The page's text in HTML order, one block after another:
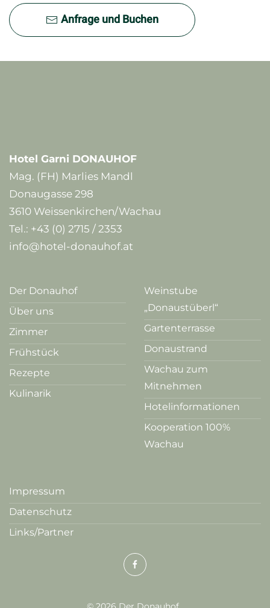
Anfrage und Buchen
Hotel Garni DONAUHOF
Mag. (FH) Marlies Mandl
Donaugasse 298
3610 Weissenkirchen/Wachau
Tel.: +43 (0) 2715 / 2353
info@hotel-donauhof.at
Der Donauhof
Über uns
Zimmer
Frühstück
Rezepte
Kulinarik
Weinstube
„Donaustüberl“
Gartenterrasse
Donaustrand
Wachau zum
Mitnehmen
Hotelinformationen
Kooperation 100%
Wachau
Impressum
Datenschutz
Links/Partner